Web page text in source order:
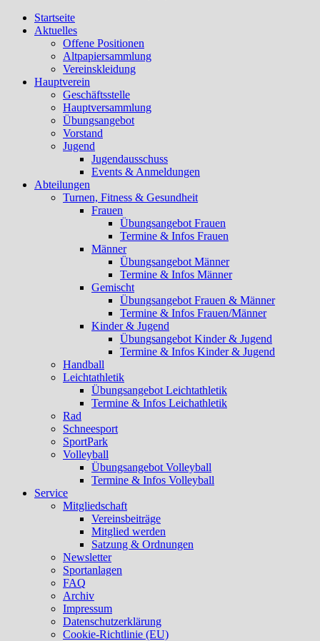
Startseite
Aktuelles
Offene Positionen
Altpapiersammlung
Vereinskleidung
Hauptverein
Geschäftsstelle
Hauptversammlung
Übungsangebot
Vorstand
Jugend
Jugendausschuss
Events & Anmeldungen
Abteilungen
Turnen, Fitness & Gesundheit
Frauen
Übungsangebot Frauen
Termine & Infos Frauen
Männer
Übungsangebot Männer
Termine & Infos Männer
Gemischt
Übungsangebot Frauen & Männer
Termine & Infos Frauen/Männer
Kinder & Jugend
Übungsangebot Kinder & Jugend
Termine & Infos Kinder & Jugend
Handball
Leichtathletik
Übungsangebot Leichtathletik
Termine & Infos Leichathletik
Rad
Schneesport
SportPark
Volleyball
Übungsangebot Volleyball
Termine & Infos Volleyball
Service
Mitgliedschaft
Vereinsbeiträge
Mitglied werden
Satzung & Ordnungen
Newsletter
Sportanlagen
FAQ
Archiv
Impressum
Datenschutzerklärung
Cookie-Richtlinie (EU)